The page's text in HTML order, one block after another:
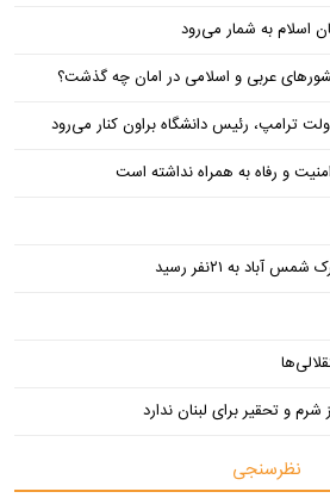
به شمار می‌رود
عربی و اسلامی در امان چه گذشت؟
ترامپ، رئیس دانشگاه براون کنار می‌رود
و رفاه به همراه نداشته است
به ۲۱نفر رسید
و تحقیر برای لبنان ندارد
نظرسنجی